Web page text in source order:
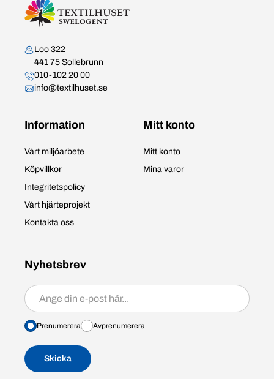
Kontakta oss
Loo 322
441 75 Sollebrunn
010-102 20 00
info@textilhuset.se
Information
Vårt miljöarbete
Köpvillkor
Integritetspolicy
Vårt hjärteprojekt
Kontakta oss
Mitt konto
Mitt konto
Mina varor
Nyhetsbrev
Prenumerera/avprenumerera
Prenumerera Avprenumerera
Skicka